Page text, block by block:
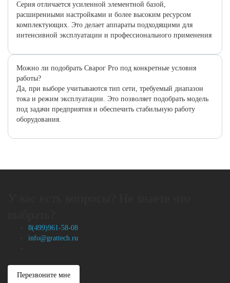
Серия отличается усиленной элементной базой,
расширенными настройками и более высоким ресурсом
комплектующих. Это делает аппараты подходящими для
интенсивной эксплуатации и профессионального применения
Можно ли подобрать Сварог Pro под конкретные условия
работы?
Да, при выборе учитываются тип сети, требуемый диапазон
тока и режим эксплуатации. Это позволяет подобрать модель
под задачи предприятия и обеспечить стабильную работу
оборудования.
8(499)961-58-08
info@grattech.ru
Перезвоните мне